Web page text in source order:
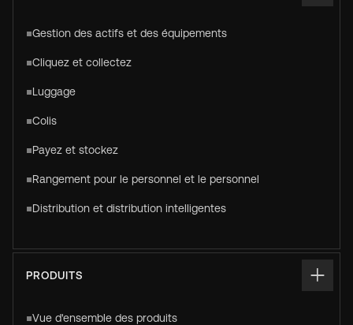
Gestion des actifs et des équipements
Cliquez et collectez
Luggage
Colis
Payez et stockez
Rangement pour le personnel et le personnel
Distribution et distribution intelligentes
PRODUITS
Vue d'ensemble des produits